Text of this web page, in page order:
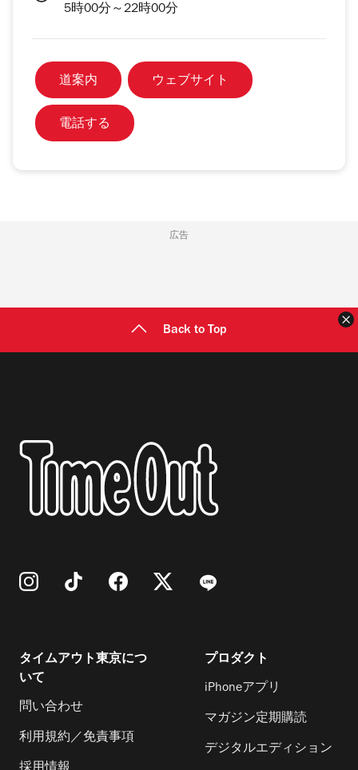
5時00分～22時00分
道案内 ウェブサイト
電話する
広告
Back to Top
タイムアウト東京につ
いて
問い合わせ
利用規約／免責事項
プロダクト
iPhoneアプリ
マガジン定期購読
デジタルエディション